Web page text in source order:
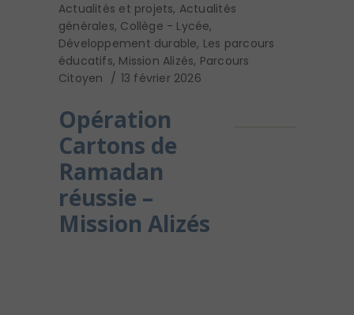
Actualités et projets, Actualités
générales, Collège - Lycée,
Développement durable, Les parcours
éducatifs, Mission Alizés, Parcours
Citoyen
13 février 2026
Opération
Cartons de
Ramadan
réussie –
Mission Alizés